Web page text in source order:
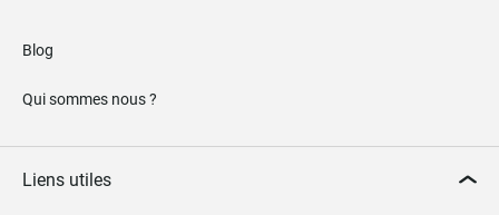
Blog
Qui sommes nous ?
Liens utiles